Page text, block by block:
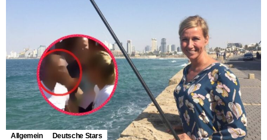
Allgemein Deutsche Stars